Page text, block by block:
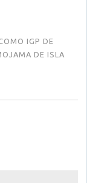
IGP DE
DE ISLA